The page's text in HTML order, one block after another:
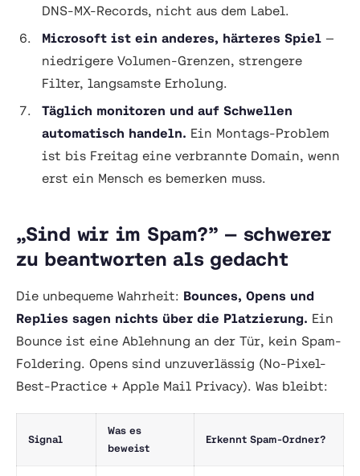
DNS-MX-Records, nicht aus dem Label.
Microsoft ist ein anderes, härteres Spiel —
niedrigere Volumen-Grenzen, strengere
Filter, langsamste Erholung.
Täglich monitoren und auf Schwellen
automatisch handeln. Ein Montags-Problem
ist bis Freitag eine verbrannte Domain, wenn
erst ein Mensch es bemerken muss.
„Sind wir im Spam?” — schwerer
zu beantworten als gedacht
Die unbequeme Wahrheit: Bounces, Opens und
Replies sagen nichts über die Platzierung. Ein
Bounce ist eine Ablehnung an der Tür , kein Spam-
Foldering. Opens sind unzuverlässig (No-Pixel-
Best-Practice + Apple Mail Privacy). Was bleibt:
Signal
Was es
beweist
Erkennt Spam-Ordner?